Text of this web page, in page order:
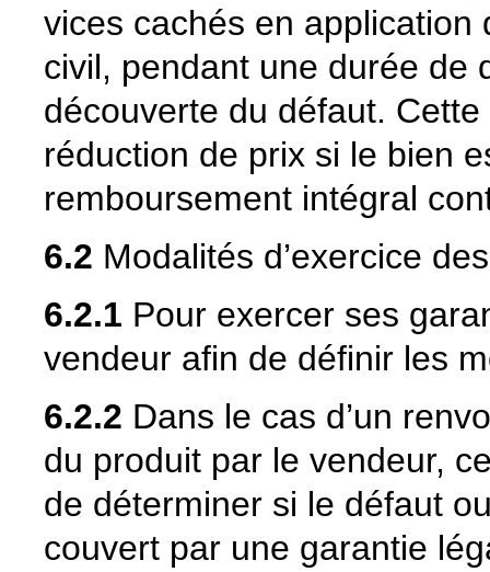
vices cachés en
civil, pendant une durée de
découverte du défaut.
réduction de prix si le bien
remboursement intégral
6.2 Modalités d’exercice
6.2.1 Pour exercer ses
vendeur afin de définir les
6.2.2 Dans le cas d’un
du produit par le vendeur,
de déterminer si le défaut
couvert par une garantie